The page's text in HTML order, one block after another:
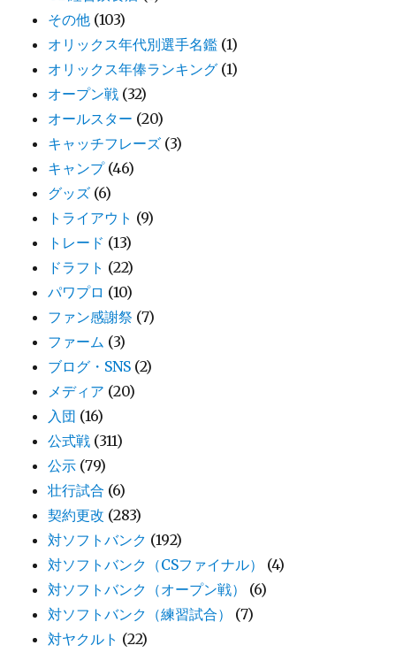
その他 (103)
オリックス年代別選手名鑑 (1)
オリックス年俸ランキング (1)
オープン戦 (32)
オールスター (20)
キャッチフレーズ (3)
キャンプ(46)
グッズ (6)
トライアウト (9)
トレード (13)
ドラフト (22)
パワプロ (10)
ファン感謝祭 (7)
ファーム (3)
ブログ・SNS (2)
メディア (20)
入団 (16)
公式戦 (311)
公示 (79)
壮行試合 (6)
契約更改 (283)
対ソフトバンク (192)
対ソフトバンク（CSファイナル）
(4)
対ソフトバンク（オープン戦）
(6)
対ソフトバンク（練習試合）
(7)
対ヤクルト (22)